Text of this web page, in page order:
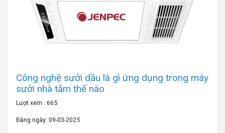
Công nghệ sưởi dầu là gì ứng dụng trong máy
sưởi nhà tắm thế nào
Lượt xem : 665
Đăng ngày: 09-03-2025